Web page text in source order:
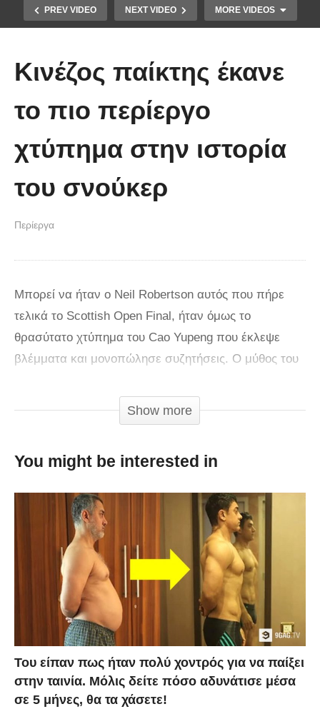
PREV VIDEO NEXT VIDEO MORE VIDEOS
10 από τα πιο ασυνήθιστα
ουρανό
Κινέζος παίκτης έκανε
το πιο περίεργο
χτύπημα στην ιστορία
του σνούκερ
Περίεργα
Μπορεί να ήταν ο Neil Robertson αυτός που πήρε
τελικά το Scottish Open Final, ήταν όμως το
θρασύτατο χτύπημα του Cao Yupeng που έκλεψε
βλέμματα και μονοπώλησε συζητήσεις. Ο μύθος του
στα 60 χρόνια που παίζει σνούκερ δεν έχει ματαδεί
τέτοιο χτύπημα και πιθανότατα έχει δίκιο! Δείτε το
Yupeng!
Show more
You might be interested in
Του είπαν πως ήταν πολύ χοντρός για να παίξει
στην ταινία. Μόλις δείτε πόσο αδυνάτισε μέσα
σε 5 μήνες, θα τα χάσετε!